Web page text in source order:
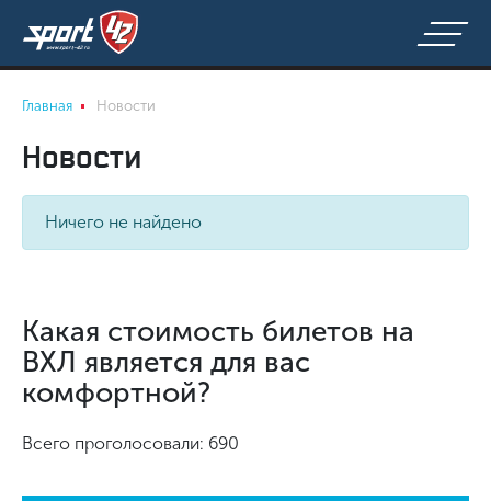
Главная Новости
Новости
Ничего не найдено
Какая стоимость билетов на
ВХЛ является для вас
комфортной?
Всего проголосовали: 690